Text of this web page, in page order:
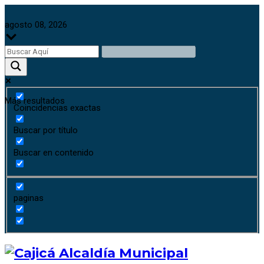
agosto 08, 2026
Más resultados
Coincidencias exactas
Buscar por título
Buscar en contenido
paginas